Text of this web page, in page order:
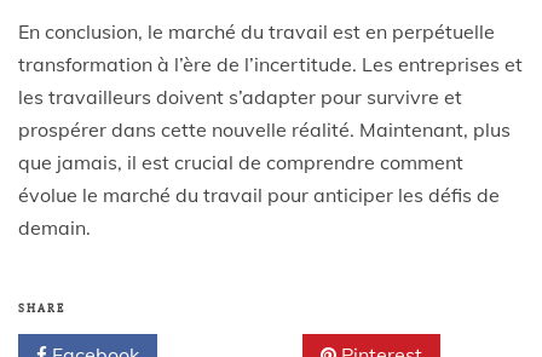
En conclusion, le marché du travail est en perpétuelle
transformation à l’ère de l’incertitude. Les entreprises et
les travailleurs doivent s’adapter pour survivre et
prospérer dans cette nouvelle réalité. Maintenant, plus
que jamais, il est crucial de comprendre comment
évolue le marché du travail pour anticiper les défis de
demain.
SHARE